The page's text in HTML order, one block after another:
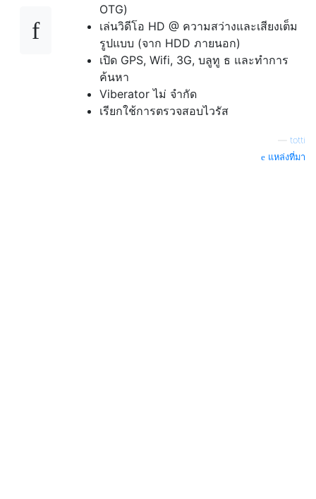
OTG)
เล่นวิดีโอ HD @ ความสว่างและเสียงเต็ม
รูปแบบ (จาก HDD ภายนอก)
เปิด GPS, Wifi, 3G, บลูทู ธ และทำการ
ค้นหา
Viberator ไม่ จำกัด
เรียกใช้การตรวจสอบไวรัส
totti
แหล่งที่มา